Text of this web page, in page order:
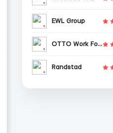
EWL Group
OTTO Work Force
Randstad